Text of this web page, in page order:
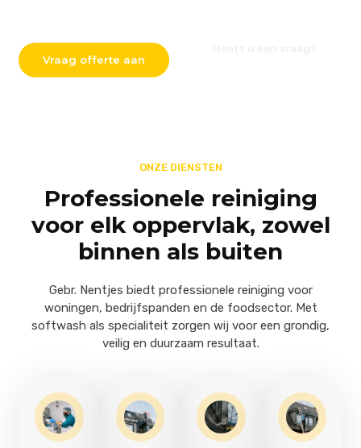
Vraag offerte aan
ONZE DIENSTEN
Professionele reiniging
voor elk oppervlak, zowel
binnen als buiten
Gebr. Nentjes biedt professionele reiniging voor
woningen, bedrijfspanden en de foodsector. Met
softwash als specialiteit zorgen wij voor een grondig,
veilig en duurzaam resultaat.